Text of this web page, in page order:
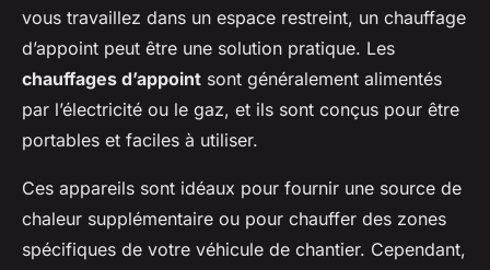
vous travaillez dans un espace restreint, un chauffage
d’appoint peut être une solution pratique. Les
chauffages d’appoint sont généralement alimentés
par l’électricité ou le gaz, et ils sont conçus pour être
portables et faciles à utiliser.
Ces appareils sont idéaux pour fournir une source de
chaleur supplémentaire ou pour chauffer des zones
spécifiques de votre véhicule de chantier. Cependant,